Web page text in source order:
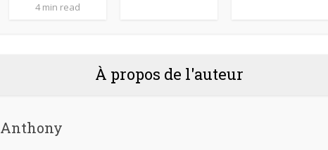
4 min read
À propos de l'auteur
Anthony